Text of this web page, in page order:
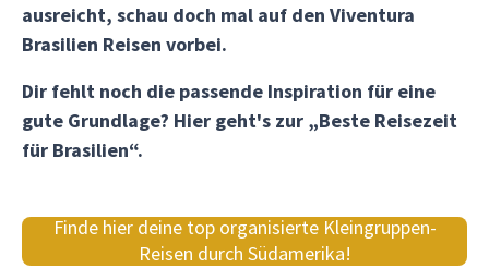
ausreicht, schau doch mal auf den Viventura
Brasilien Reisen vorbei.
Dir fehlt noch die passende Inspiration für eine
gute Grundlage? Hier geht's zur „Beste Reisezeit
für Brasilien“.
Finde hier deine top organisierte Kleingruppen-
Reisen durch Südamerika!